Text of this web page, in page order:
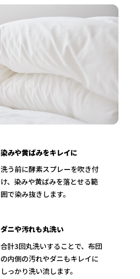
染みや黄ばみをキレイに
洗う前に酵素スプレーを吹き付
け、染みや黄ばみを落とせる範
囲で染み抜きします。
ダニや汚れも丸洗い
合計3回丸洗いすることで、布団
の内側の汚れやダニもキレイに
しっかり洗い流します。